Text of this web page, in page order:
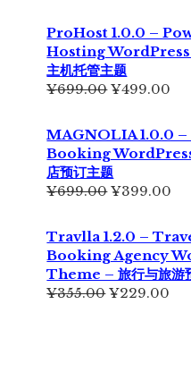
为：
¥299.00。
格
为
ProHost 1.0.0 –
Hosting
主机托管主题
¥699.00原
¥699.00。
¥499.00
格
为
MAGNOLIA 1.0.0
Booking
店预订主题
¥699.00原
¥699.00。
¥399.00
格
为
Travlla 1.2.0 –
Booking Agency
Theme – 旅行与旅游
¥355.00原
¥229.00